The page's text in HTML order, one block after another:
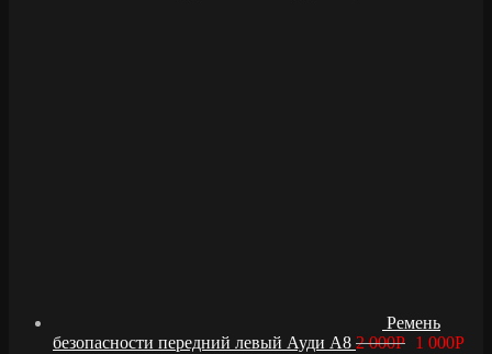
Ремень
безопасности передний левый Ауди А8 2 000Р 1 000Р